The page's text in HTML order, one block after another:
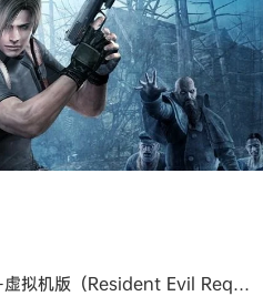
生化危机9：安魂曲-虚拟机版（Resident Evil Requiem HYPERVISOR）免安装中文版